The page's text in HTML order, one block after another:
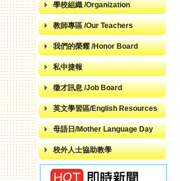
學校組織 /Organization
教師專區 /Our Teachers
我們的榮耀 /Honor Board
私中捷報
徵才訊息 /Job Board
英文學習區/English Resources
母語日/Mother Language Day
校外人士協助教學